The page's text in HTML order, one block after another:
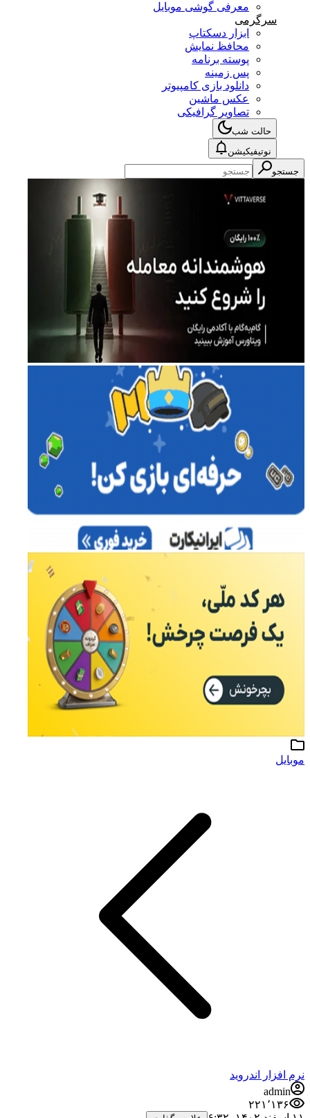
معرفی گوشی موبایل
سرگرمی
ابزار دسکتاپ
محافظ نمایش
پوسته برنامه
پس زمینه
دانلود بازی کامپیوتر
عکس ماشین
تصاویر گرافیکی
حالت شب
نوتیفیکیشن
جستجو
موبایل
نرم افزار اندروید
admin
۲۲۱٬۱۳۶